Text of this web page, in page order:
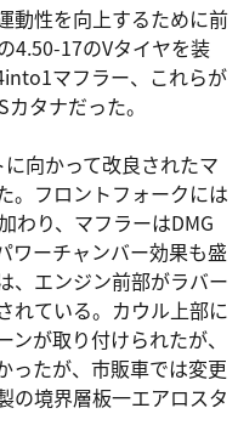
動性を向上するために前
4.50-17のVタイヤを装
マフラー、これらが
タナだった。
向かって改良されたマ
。フロントフォークには
わり、マフラーはDMG
ワーチャンバー効果も盛
、エンジン前部がラバー
れている。カウル上部に
が取り付けられたが、
ったが、市販車では変更
の境界層板一エアロスタ